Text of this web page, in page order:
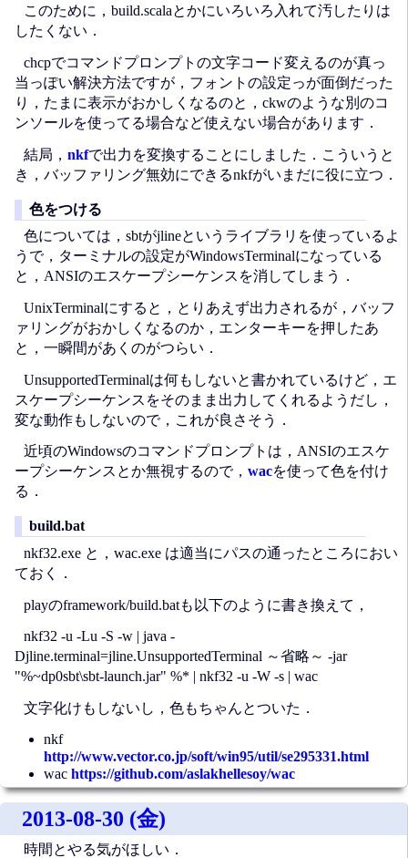
このために，build.scalaとかにいろいろ入れて汚したりは
したくない．
chcpでコマンドプロンプトの文字コード変えるのが真っ
当っぽい解決方法ですが，フォントの設定っが面倒だった
り，たまに表示がおかしくなるのと，ckwのような別のコ
ンソールを使ってる場合など使えない場合があります．
結局， nkfで出力を変換することにしました．こういうと
き，バッファリング無効にできるnkfがいまだに役に立つ．
色をつける
色については，sbtがjlineというライブラリを使っているよ
うで，ターミナルの設定がWindowsTerminalになっている
と，ANSIのエスケープシーケンスを消してしまう．
UnixTerminalにすると，とりあえず出力されるが，バッフ
ァリングがおかしくなるのか，エンターキーを押したあ
と，一瞬間があくのがつらい．
UnsupportedTerminalは何もしないと書かれているけど，エ
スケープシーケンスをそのまま出力してくれるようだし，
変な動作もしないので，これが良さそう．
近頃のWindowsのコマンドプロンプトは，ANSIのエスケ
ープシーケンスとか無視するので， wacを使って色を付け
る．
build.bat
nkf32.exe と，wac.exe は適当にパスの通ったところにおい
ておく．
playのframework/build.batも以下のように書き換えて，
nkf32 -u -Lu -S -w | java -
Djline.terminal=jline.UnsupportedTerminal ～省略～ -jar
"%~dp0sbt\sbt-launch.jar" %* | nkf32 -u -W -s | wac
文字化けもしないし，色もちゃんとついた．
nkf
http://www.vector.co.jp/soft/win95/util/se295331.html
wac https://github.com/aslakhellesoy/wac
2013-08-30 (金)
時間とやる気がほしい．